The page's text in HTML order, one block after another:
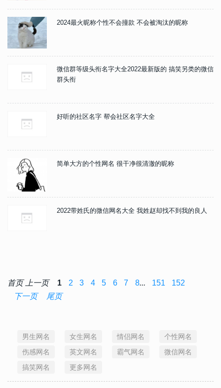
2024最火昵称个性不会撞款 不会被淘汰的昵称
微信群等级头衔名字大全2022最新版的 搞笑另类的微信
群头衔
好听的社区名字 帮会社区名字大全
简单大方的个性网名 很干净很清澈的昵称
2022带姓氏的微信网名大全 我姓赵却找不到我的良人
首页 上一页 1 2 3 4 5 6 7 8... 151
152
下一页
尾页
男生网名 女生网名 情侣网名
个性网名
伤感网名
英文网名 霸气网名
微信网名
搞笑网名
更多网名